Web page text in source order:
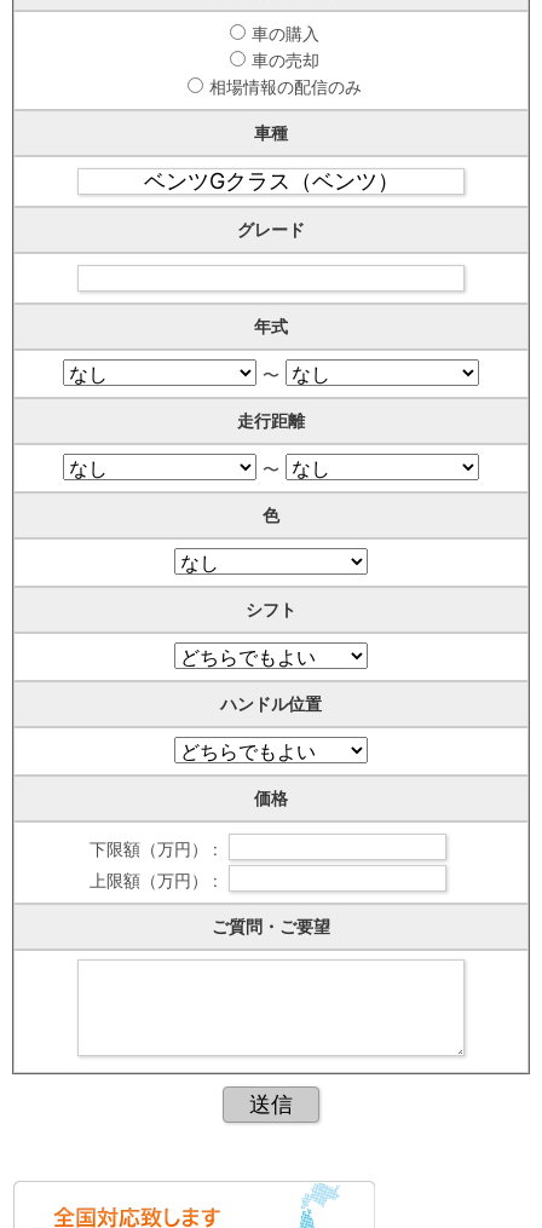
車の購入
車の売却
相場情報の配信のみ
車種
グレード
年式
〜
走行距離
〜
色
シフト
ハンドル位置
価格
下限額（万円） :
上限額（万円） :
ご質問・ご要望